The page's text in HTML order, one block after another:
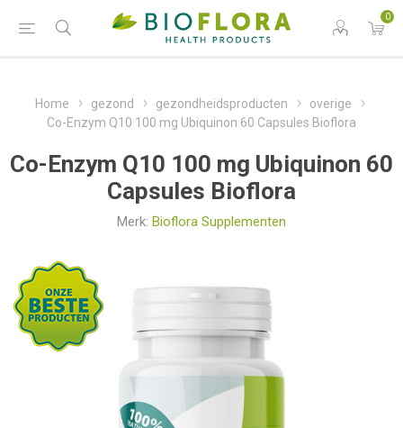
0
Home gezond gezondheidsproducten
overige
Co-Enzym Q10 100 mg Ubiquinon 60 Capsules Bioflora
Co-Enzym Q10 100 mg Ubiquinon 60
Capsules Bioflora
Merk: Bioflora Supplementen